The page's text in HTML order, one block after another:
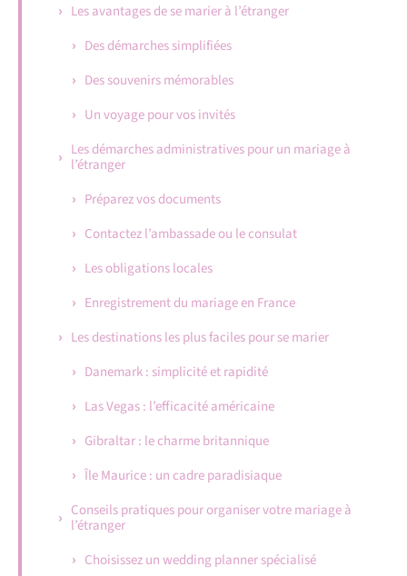
Les avantages de se marier à l’étranger
Des démarches simplifiées
Des souvenirs mémorables
Un voyage pour vos invités
Les démarches administratives pour un mariage à
l’étranger
Préparez vos documents
Contactez l’ambassade ou le consulat
Les obligations locales
Enregistrement du mariage en France
Les destinations les plus faciles pour se marier
Danemark : simplicité et rapidité
Las Vegas : l’efficacité américaine
Gibraltar : le charme britannique
Île Maurice : un cadre paradisiaque
Conseils pratiques pour organiser votre mariage à
l’étranger
Choisissez un wedding planner spécialisé